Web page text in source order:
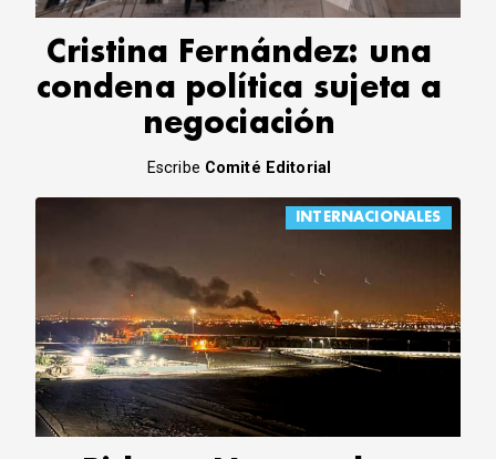
Cristina Fernández: una
condena política sujeta a
negociación
Escribe Comité Editorial
INTERNACIONALES